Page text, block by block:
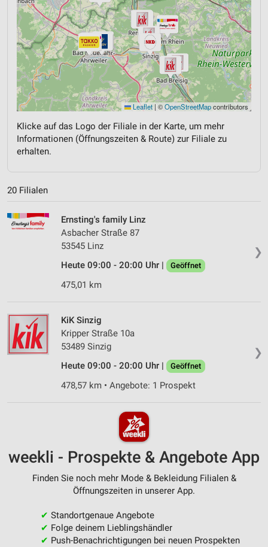
Leaflet | ©OpenStreetMapcontributors
Klicke auf das Logo der Filiale in der Karte, um mehr
Informationen (Öffnungszeiten & Route) zur Filiale zu
erhalten.
20 Filialen
❯
Ernsting's family Linz
Asbacher Straße 87
53545 Linz
Heute 09:00 - 20:00 Uhr |
Geöffnet
475,01 km
❯
KiK Sinzig
Kripper Straße 10a
53489 Sinzig
Heute 09:00 - 20:00 Uhr |
Geöffnet
478,57 km • Angebote: 1 Prospekt
weekli - Prospekte & Angebote App
Finden Sie noch mehr Mode & Bekleidung Filialen &
Öffnungszeiten in unserer App.
✔ Standortgenaue Angebote
✔ Folge deinem Lieblingshändler
✔ Push-Benachrichtigungen bei neuen Prospekten